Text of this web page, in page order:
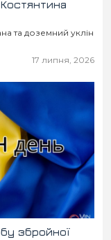
та доземний уклін
17 липня, 2026
збройної